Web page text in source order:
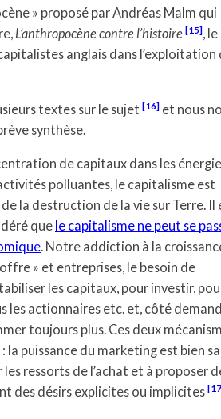
» proposé par Andréas Malm qui
L’anthropocène contre l’histoire [15], le
anglais dans l’exploitation
textes sur le sujet [16] et nous
synthèse.
de capitaux dans les
polluantes, le capitalisme est
de la destruction de la vie sur Terre. Il
que le capitalisme ne peut se
. Notre addiction à la
» et entreprises, le besoin de
les capitaux, pour investir,
les actionnaires etc. et, côté
toujours plus. Ces deux
la puissance du marketing est bien sa
ressorts de l’achat et à proposer
des désirs explicites ou implicites